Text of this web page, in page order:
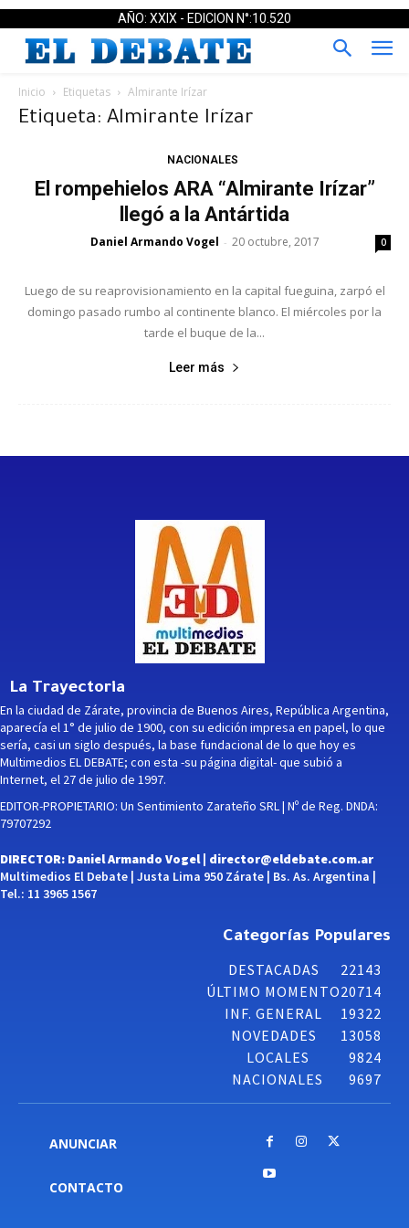
AÑO: XXIX - EDICION N°:10.520
Inicio Etiquetas Almirante Irízar
Etiqueta: Almirante Irízar
NACIONALES
El rompehielos ARA “Almirante Irízar”
llegó a la Antártida
Daniel Armando Vogel - 20 octubre, 2017 0
Luego de su reaprovisionamiento en la capital fueguina, zarpó el
domingo pasado rumbo al continente blanco. El miércoles por la
tarde el buque de la...
Leer más
La Trayectoria
En la ciudad de Zárate, provincia de Buenos Aires, República Argentina,
aparecía el 1° de julio de 1900, con su edición impresa en papel, lo que
sería, casi un siglo después, la base fundacional de lo que hoy es
Multimedios EL DEBATE; con esta -su página digital- que subió a
Internet, el 27 de julio de 1997.
EDITOR-PROPIETARIO: Un Sentimiento Zarateño SRL | Nº de Reg. DNDA:
79707292
DIRECTOR: Daniel Armando Vogel | director@eldebate.com.ar
Multimedios El Debate | Justa Lima 950 Zárate | Bs. As. Argentina |
Tel.: 11 3965 1567
Categorías Populares
DESTACADAS
22143
ÚLTIMO MOMENTO20714
INF. GENERAL
19322
NOVEDADES
13058
LOCALES
9824
NACIONALES
9697
ANUNCIAR
CONTACTO